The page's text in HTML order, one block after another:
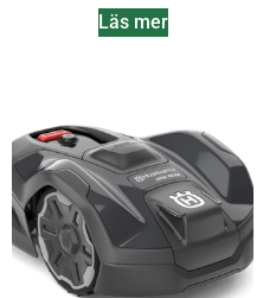
Läs mer